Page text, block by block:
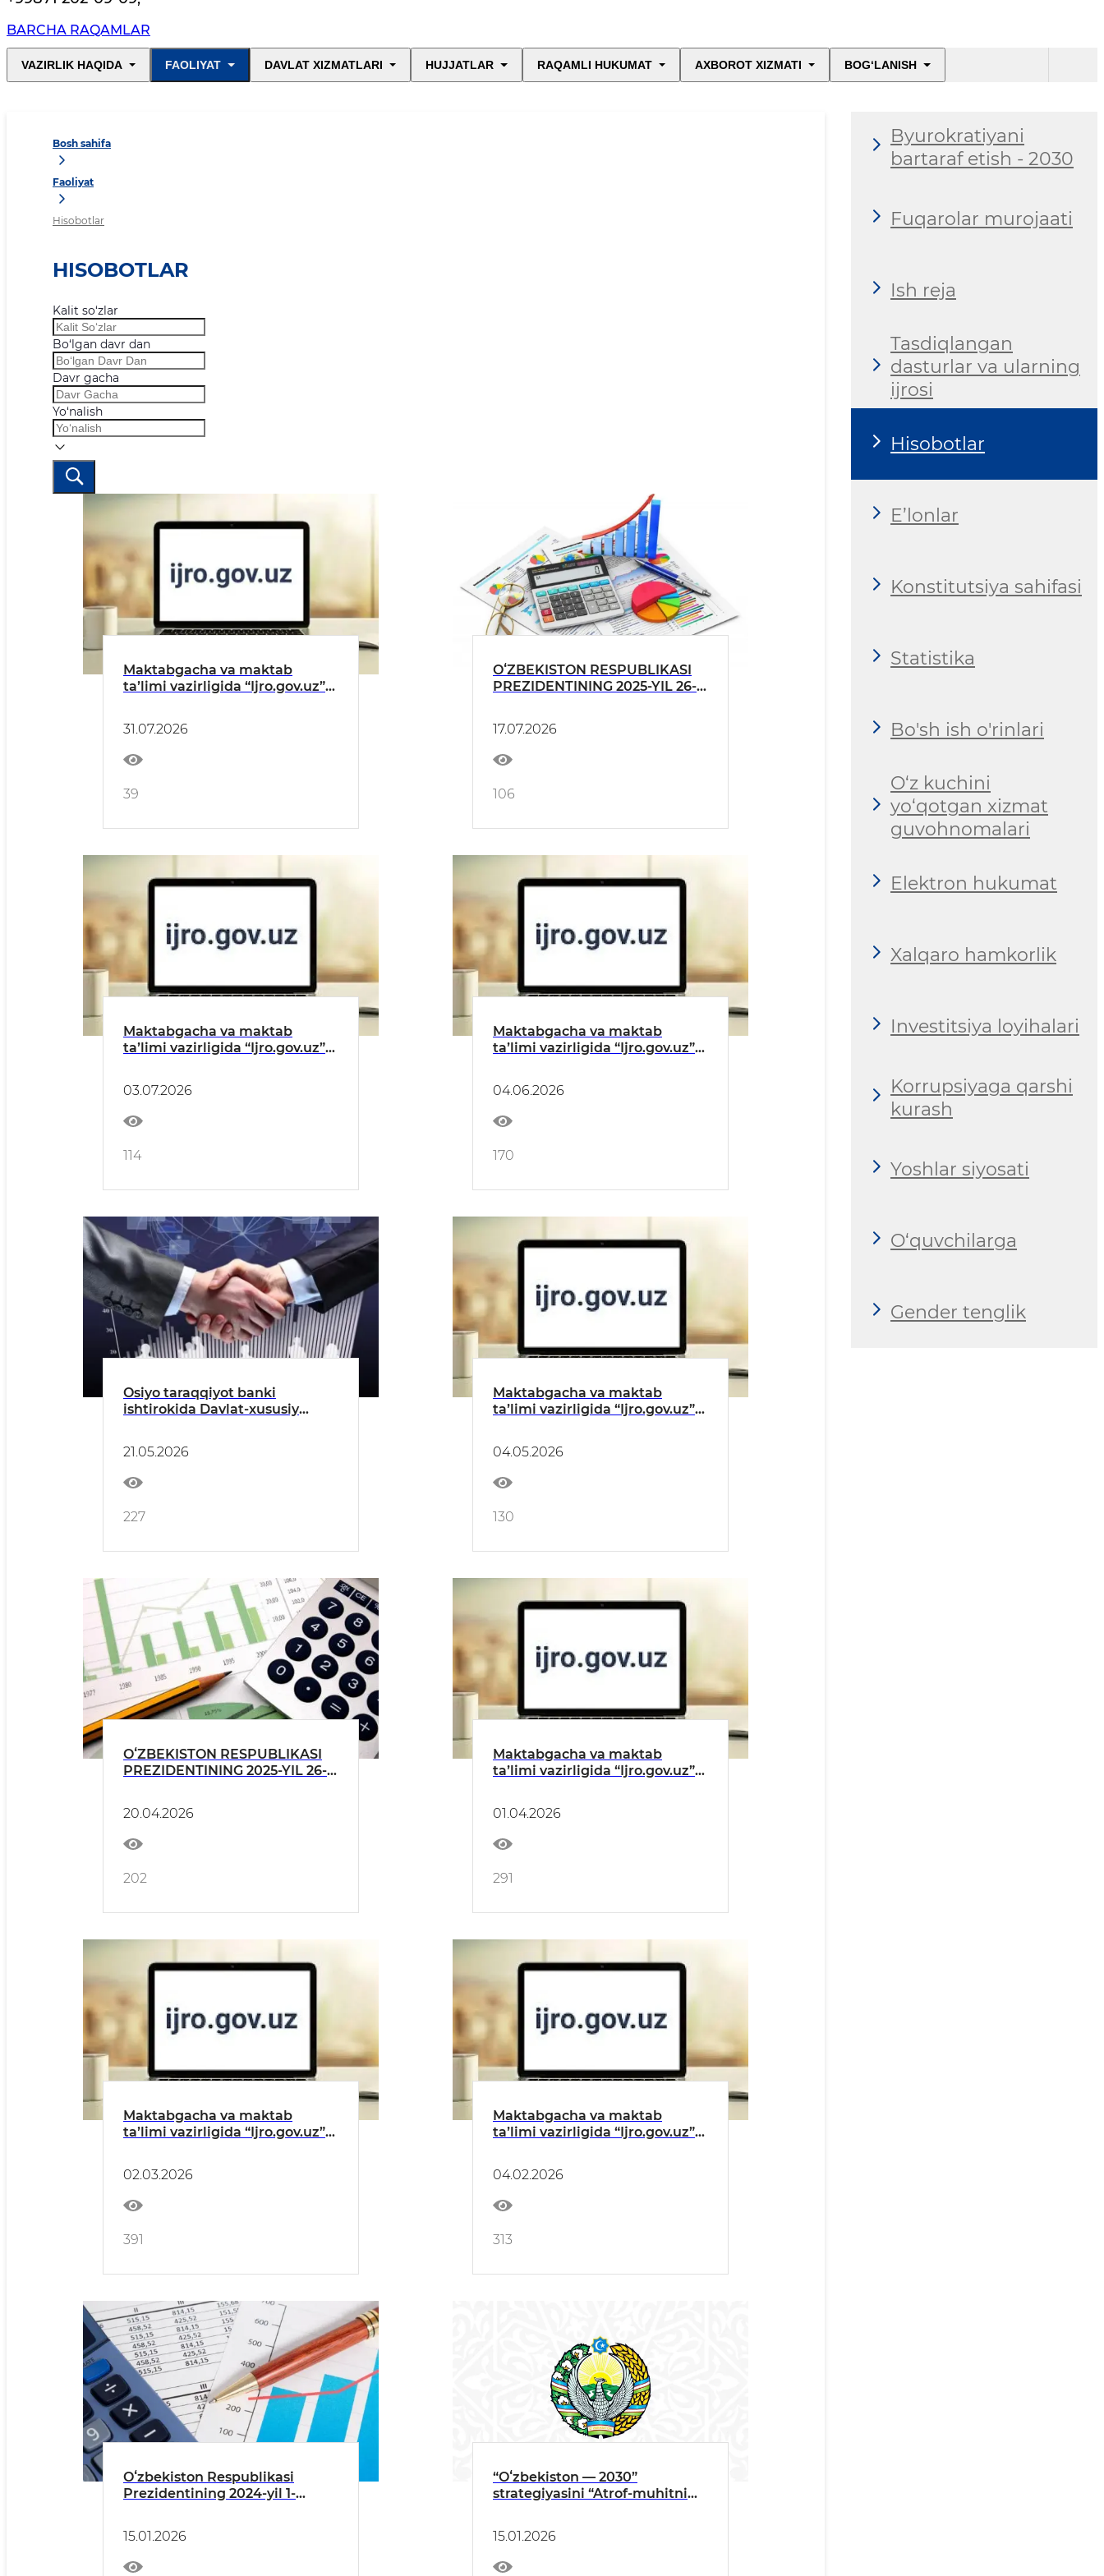
BARCHA RAQAMLAR
VAZIRLIK HAQIDA FAOLIYAT DAVLAT XIZMATLARI HUJJATLAR RAQAMLI HUKUMAT AXBOROT XIZMATI BOG‘LANISH
Bosh sahifa
Faoliyat
Hisobotlar
HISOBOTLAR
Kalit so‘zlar
Bo‘lgan davr dan
Davr gacha
Yo‘nalish
Maktabgacha va maktab
taʼlimi vazirligida “Ijro.gov.uz”
MAʼLUMOT (IYUL)
31.07.2026
39
OʻZBEKISTON RESPUBLIKASI
PREZIDENTINING 2025-YIL 26-
YIL II CHORAK HOLATIGA
HISOBOT
17.07.2026
106
Maktabgacha va maktab
taʼlimi vazirligida “Ijro.gov.uz”
MAʼLUMOT (IYUN)
03.07.2026
114
Maktabgacha va maktab
taʼlimi vazirligida “Ijro.gov.uz”
MAʼLUMOT (MAY)
04.06.2026
170
Osiyo taraqqiyot banki
ishtirokida Davlat-xususiy
13 ta umumiy oʻrta taʼlim
maktablarini tashkil etish
21.05.2026
227
Maktabgacha va maktab
taʼlimi vazirligida “Ijro.gov.uz”
MAʼLUMOT (APREL)
04.05.2026
130
OʻZBEKISTON RESPUBLIKASI
PREZIDENTINING 2025-YIL 26-
YIL I CHORAK HOLATIGA
HISOBOT
20.04.2026
202
Maktabgacha va maktab
taʼlimi vazirligida “Ijro.gov.uz”
MAʼLUMOT (MART)
01.04.2026
291
Maktabgacha va maktab
taʼlimi vazirligida “Ijro.gov.uz”
MAʼLUMOT (FEVRAL)
02.03.2026
391
Maktabgacha va maktab
taʼlimi vazirligida “Ijro.gov.uz”
MAʼLUMOT (yanvar)
04.02.2026
313
Oʻzbekiston Respublikasi
Prezidentining 2024-yil 1-
holatiga hisobot
15.01.2026
“Oʻzbekiston — 2030”
strategiyasini “Atrof-muhitni
DAVLAT DASTURI IJROSI
15.01.2026
Byurokratiyani
bartaraf etish - 2030
Fuqarolar murojaati
Ish reja
Tasdiqlangan
dasturlar va ularning
ijrosi
Hisobotlar
E’lonlar
Konstitutsiya sahifasi
Statistika
Bo'sh ish o'rinlari
O‘z kuchini
yo‘qotgan xizmat
guvohnomalari
Elektron hukumat
Xalqaro hamkorlik
Investitsiya loyihalari
Korrupsiyaga qarshi
kurash
Yoshlar siyosati
O‘quvchilarga
Gender tenglik